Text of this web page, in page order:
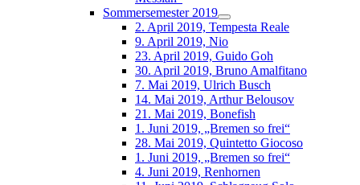
Sommersemester 2019
2. April 2019, Tempesta Reale
9. April 2019, Nio
23. April 2019, Guido Goh
30. April 2019, Bruno Amalfitano
7. Mai 2019, Ulrich Busch
14. Mai 2019, Arthur Belousov
21. Mai 2019, Bonefish
1. Juni 2019, „Bremen so frei“
28. Mai 2019, Quintetto Giocoso
1. Juni 2019, „Bremen so frei“
4. Juni 2019, Renhornen